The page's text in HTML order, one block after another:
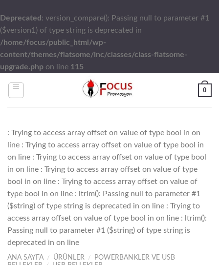
Deprecated : version_compare(): Passing null to parameter #1
($version1) of type string is deprecated in
/home/focus/public_html/wp-
content/themes/flatsome/inc/classes/class-flatsome-
upgrade.php on line 115
0
: Trying to access array offset on value of type bool in on
line : Trying to access array offset on value of type bool in
on line : Trying to access array offset on value of type bool
in on line : Trying to access array offset on value of type
bool in on line : Trying to access array offset on value of
type bool in on line : ltrim(): Passing null to parameter #1
($string) of type string is deprecated in on line : Trying to
access array offset on value of type bool in on line : ltrim():
Passing null to parameter #1 ($string) of type string is
deprecated in on line
ANA SAYFA / ÜRÜNLER /
POWERBANKLER VE USB